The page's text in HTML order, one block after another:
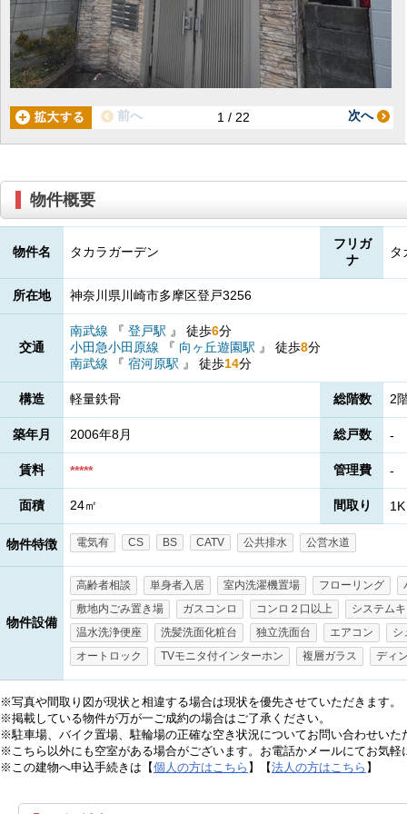
1 / 22
前へ 次へ
物件概要
物件名 タカラガーデン
フリガ
ナ
タ
所在地 神奈川県川崎市多摩区登戸3256
交通
南武線 『 登戸駅 』 徒歩6分
小田急小田原線
『 向ヶ丘遊園駅 』 徒歩8分
南武線
『 宿河原駅 』 徒歩14分
構造 軽量鉄骨 総階数 2
築年月 2006年8月 総戸数 -
賃料 ***** 管理費 -
面積 24㎡ 間取り 1K
物件特徴 電気有 CS BS CATV 公共排水 公営水道
物件設備
高齢者相談 単身者入居 室内洗濯機置場 フローリング
敷地内ごみ置き場
ガスコンロ コンロ２口以上
システム
温水洗浄便座
洗髪洗面化粧台 独立洗面台 エアコン
シ
オートロック
TVモニタ付インターホン 複層ガラス ディ
※写真や間取り図が現状と相違する場合は現状を優先させていただきます。
※掲載している物件が万が一ご成約の場合はご了承ください。
※駐車場、バイク置場、駐輪場の正確な空き状況についてお問い合わせいた
※こちら以外にも空室がある場合がございます。お電話かメールにてお気軽
※この建物へ申込手続きは【個人の方はこちら 】【法人の方はこちら 】